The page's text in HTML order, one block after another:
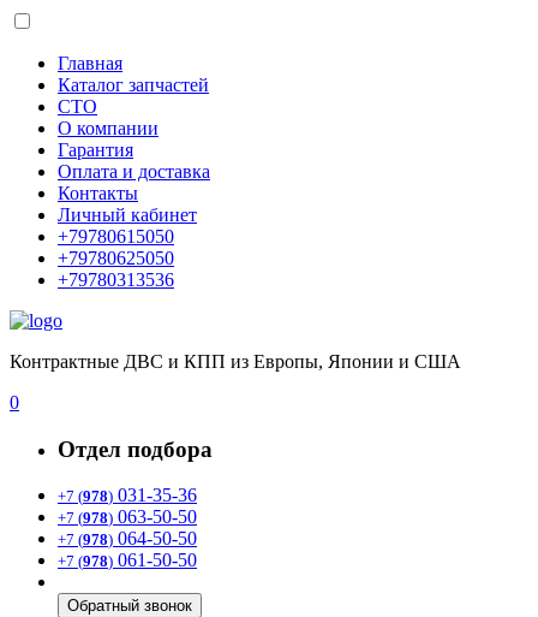
Главная
Каталог запчастей
СТО
О компании
Гарантия
Оплата и доставка
Контакты
Личный кабинет
+79780615050
+79780625050
+79780313536
Контрактные ДВС и КПП из Европы, Японии и США
0
Отдел подбора
+7 (978) 031-35-36
+7 (978) 063-50-50
+7 (978) 064-50-50
+7 (978) 061-50-50
Обратный звонок